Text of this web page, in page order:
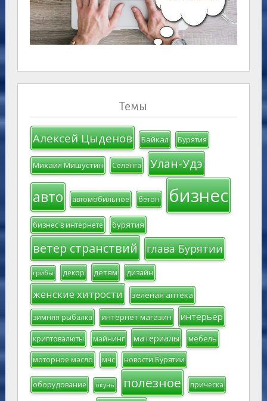
Темы
Алексей Цыденов Байкал Бурятия
Михаил Мишустин Селенга Улан-Удэ
авто автомобильное бетон бизнес
бизнес в интернете бурятия
ветер странствий глава Бурятии
грибы декор детям дизайн
женские хитрости зеленая аптека
зимняя рыбалка интернет магазин интерьер
криптовалюты майнинг материалы мебель
моторное масло мчс новости Бурятии
оборудование окунь полезное прическа